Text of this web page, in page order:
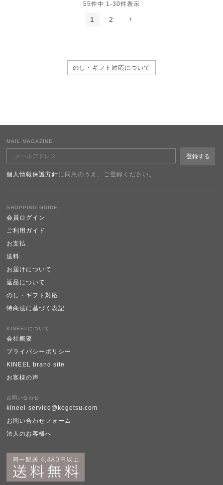
55件中 1-30件表示
1 2
のし・ギフト対応について
SHOPPING GUIDE
会員ログイン
ご利用ガイド
お支払
送料
お届けについて
返品について
のし・ギフト対応
特商法に基づく表記
KINEELについて
会社概要
プライバシーポリシー
KINEEL brand site
お客様の声
お問い合わせ
kineel-service@kogetsu.com
お問い合わせフォーム
法人のお客様へ
MAIL MAGAZINE
個人情報保護方針に同意のうえ、ご登録ください。